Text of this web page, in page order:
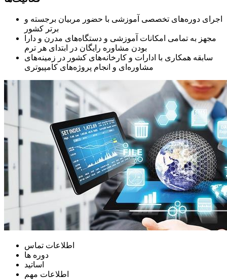
اجرای دوره‌های تخصصی آموزشی با حضور مربیان برجسته و
برتر کشور
مجهز به تمامی امکانات آموزشی و دستگاه‌های مدرن و دارا
بودن مشاوره رایگان در ابتدای هر ترم
سابقه همکاری با ادارات و کارخانه‌های کشور در زمینه‌های
مشاوره‌ای و انجام پروژه‌های کامپیوتری
اطلاعات تماس
دوره ها
اساتید
اطلاعات مهم